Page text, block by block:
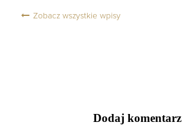
Zobacz wszystkie wpisy
Dodaj komentarz